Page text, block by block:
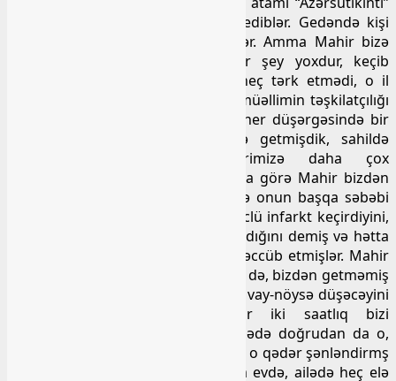
xəstəxanasına aparıblar, müayinə ediblər. Gedəndə kişi
özü gedib, gələndə güclə gətiriblər. Amma Mahir bizə
dedi ki, həkimlər deyir, ciddi bir şey yoxdur, keçib
gedəcək. Həmin gün Mahir bizi heç tərk etmədi, o il
yayda da, yenə də onun və Saleh müəllimin təşkilatçılığı
ilə bir ay Pirşağada bir köhnə pioner düşərgəsində bir
qalmışdıq, doyunca birgə dənizə getmişdik, sahildə
günəşlənmişdik, xülasə bir-birimizə daha çox
isinişmişdik. Biz elə bilirdik ki, buna görə Mahir bizdən
getməyə tələsmir, amma sən demə onun başqa səbəbi
var imiş… Həkimlər ona atamın güclü infarkt keçirdiyini,
uzağı bir-neçə saatlıq ömrünün qaldığını demiş və hətta
onun ayaq üstə gəzməsinə belə təəccüb etmişlər. Mahir
də buna görə, günortadan gəlsələr də, bizdən getməmiş
və hətta artıq uzağı axşam bu evdə vay-nöysə düşəcəyini
bildiyi üçün heç olmazsa, bir iki saatlıq bizi
şənləndirməyə çalışmışdı… Bu sahədə doğrudan da o,
mahir idi və buna nail olmuşdu, bizi o qədər şənləndirmş
və güldürmüşdü ki, bəlkə də bizim evdə, ailədə heç elə